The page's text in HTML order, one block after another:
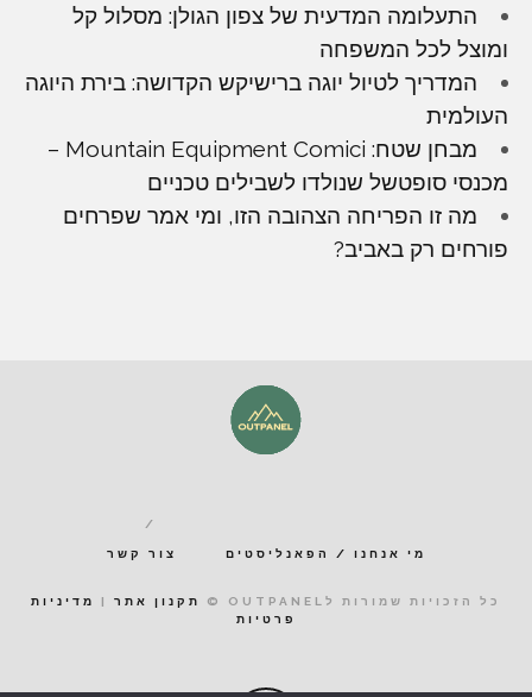
התעלומה המדעית של צפון הגולן: מסלול קל
ומוצל לכל המשפחה
המדריך לטיול יוגה ברישיקש הקדושה: בירת היוגה
העולמית
מבחן שטח: Mountain Equipment Comici –
מכנסי סופטשל שנולדו לשבילים טכניים
מה זו הפריחה הצהובה הזו, ומי אמר שפרחים
פורחים רק באביב?
מי אנחנו / הפאנליסטים צור קשר
כל הזכויות שמורות לOUTPANEL © תקנון אתר |
מדיניות
פרטיות